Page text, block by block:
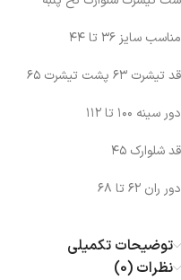
مناسب سایز ۳۶ تا ۴۴
قد تیشرت ۶۳ پشت تیشرت ۶۵
دور سینه ۱۰۰ تا ۱۱۲
قد شلوارک ۴۵
دور ران ۶۲ تا ۶۸
توضیحات تکمیلی
نظرات (0)